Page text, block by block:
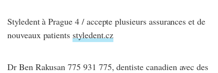
Styledent à Prague 4 / accepte plusieurs assurances et de
nouveaux patients styledent.cz
Dr Ben Rakusan 775 931 775, dentiste canadien avec des